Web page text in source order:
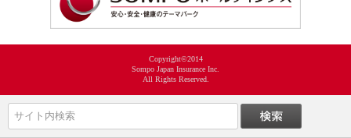
Copyright©2014
Sompo Japan Insurance Inc.
All Rights Reserved.